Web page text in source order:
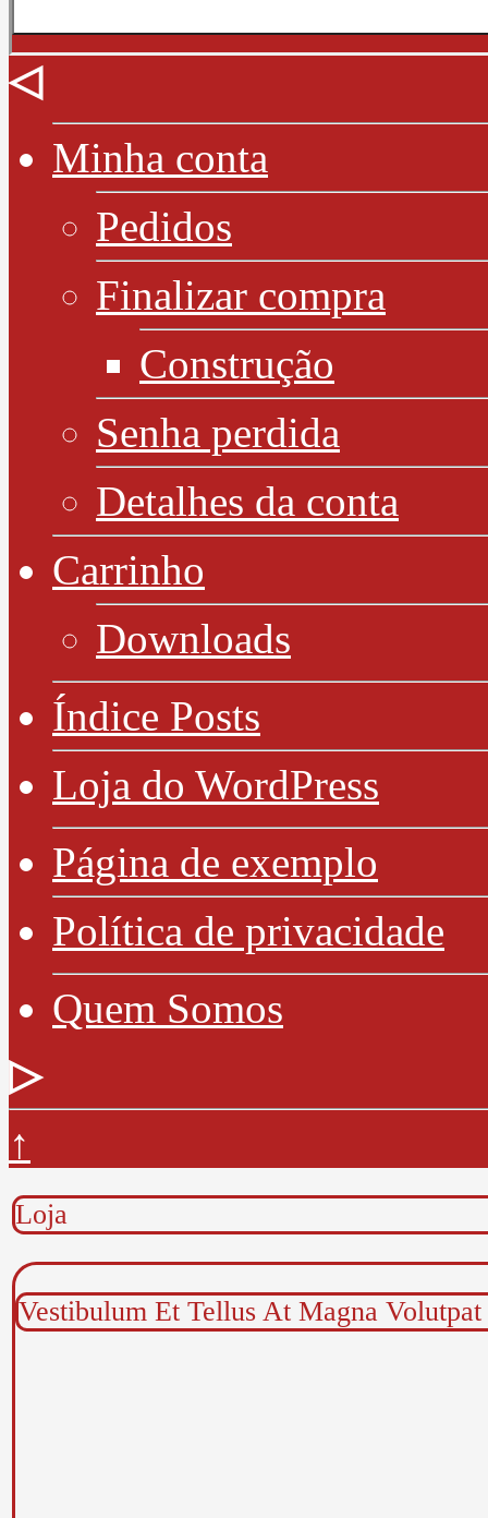
◁
Minha conta
Pedidos
Finalizar compra
Construção
Senha perdida
Detalhes da conta
Carrinho
Downloads
Índice Posts
Loja do WordPress
Página de exemplo
Política de privacidade
Quem Somos
▷
↑
Loja
Vestibulum Et Tellus At Magna